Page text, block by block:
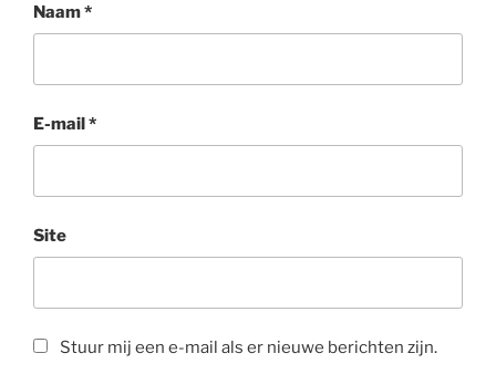
Naam*
E-mail*
Site
Stuur mij een e-mail als er nieuwe berichten zijn.